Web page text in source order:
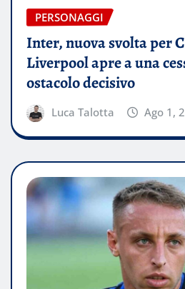
PERSONAGGI
Inter, nuova svolta per
Liverpool apre a una
ostacolo decisivo
Luca Talotta Ago 1,